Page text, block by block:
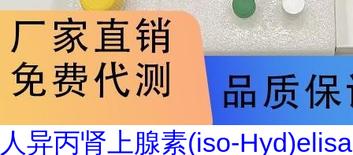
人异丙肾上腺素(iso-Hyd)elisa